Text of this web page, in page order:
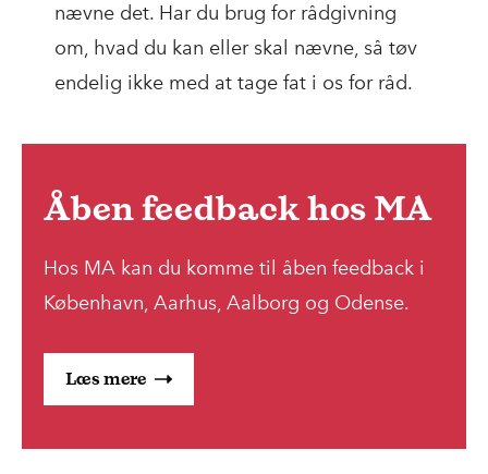
nævne det. Har du brug for rådgivning
om, hvad du kan eller skal nævne, så tøv
endelig ikke med at tage fat i os for råd.
Åben feedback hos MA
Hos MA kan du komme til åben feedback i
København, Aarhus, Aalborg og Odense.
Læs mere